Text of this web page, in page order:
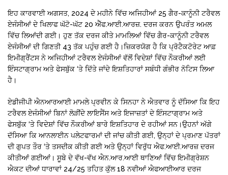
ਇਹ ਕਾਰਵਾਈ ਅਗਸਤ, 2024 ਦੇ ਮਹੀਨੇ ਵਿੱਚ ਅਜਿਹੀਆਂ 25 ਗੈਰ-ਕਾਨੂੰਨੀ ਟਰੈਵਲ
ਏਜੰਸੀਆਂ ਦੇ ਖਿਲਾਫ ਘੱਟੋ-ਘੱਟ 20 ਐੱਫ.ਆਈ.ਆਰਜ਼. ਦਰਜ ਕਰਨ ਉਪਰੰਤ ਅਮਲ
ਵਿੱਚ ਲਿਆਂਦੀ ਗਈ। ਹੁਣ ਤੱਕ ਦਰਜ ਕੀਤੇ ਮਾਮਲਿਆਂ ਵਿੱਚ ਗੈਰ-ਕਾਨੂੰਨੀ ਟਰੈਵਲ
ਏਜੰਸੀਆਂ ਦੀ ਗਿਣਤੀ 43 ਤੱਕ ਪਹੁੰਚ ਗਈ ਹੈ।ਜ਼ਿਕਰਯੋਗ ਹੈ ਕਿ ਪ੍ਰੋਟੈਕਟੋਰੇਟ ਆਫ਼
ਇਮੀਗ੍ਰੈਂਟਸ ਨੇ ਅਜਿਹੀਆਂ ਟਰੈਵਲ ਏਜੰਸੀਆਂ ਵੱਲੋਂ ਵਿਦੇਸ਼ਾਂ ਵਿੱਚ ਨੌਕਰੀਆਂ ਲਈ
ਇੰਸਟਾਗ੍ਰਾਮ ਅਤੇ ਫੇਸਬੁੱਕ ‘ਤੇ ਦਿੱਤੇ ਜਾਂਦੇ ਇਸ਼ਤਿਹਾਰਾਂ ਸਬੰਧੀ ਗੰਭੀਰ ਨੋਟਿਸ ਲਿਆ
ਹੈ।
ਏਡੀਜੀਪੀ ਐਨਆਰਆਈ ਮਾਮਲੇ ਪ੍ਰਵੀਨ ਕੇ ਸਿਨਹਾ ਨੇ ਐਤਵਾਰ ਨੂੰ ਦੱਸਿਆ ਕਿ ਇਹ
ਟਰੈਵਲ ਏਜੰਸੀਆਂ ਬਿਨਾਂ ਲੋੜੀਂਦੇ ਲਾਇਸੈਂਸ ਅਤੇ ਇਜਾਜ਼ਤਾਂ ਦੇ ਇੰਸਟਾਗ੍ਰਾਮ ਅਤੇ
ਫੇਸਬੁੱਕ ‘ਤੇ ਵਿਦੇਸ਼ਾਂ ਵਿੱਚ ਨੌਕਰੀਆਂ ਬਾਰੇ ਇਸ਼ਤਿਹਾਰ ਦੇ ਰਹੀਆਂ ਸਨ।ਉਹਨਾਂ ਅੱਗੇ
ਦੱਸਿਆ ਕਿ ਆਨਲਾਈਨ ਪਲੇਟਫਾਰਮਾਂ ਦੀ ਜਾਂਚ ਕੀਤੀ ਗਈ, ਉਨ੍ਹਾਂ ਦੇ ਪ੍ਰਮਾਣ ਪੱਤਰਾਂ
ਦੀ ਗੁਪਤ ਤੌਰ ‘ਤੇ ਤਸਦੀਕ ਕੀਤੀ ਗਈ ਅਤੇ ਉਨ੍ਹਾਂ ਵਿਰੁੱਧ ਐਫ.ਆਈ.ਆਰਜ਼ ਦਰਜ
ਕੀਤੀਆਂ ਗਈਆਂ। ਸੂਬੇ ਦੇ ਵੱਖ-ਵੱਖ ਐਨ.ਆਰ.ਆਈ ਥਾਣਿਆਂ ਵਿੱਚ ਇਮੀਗ੍ਰੇਸ਼ਨ
ਐਕਟ ਦੀਆਂ ਧਾਰਾਵਾਂ 24/25 ਤਹਿਤ ਕੁੱਲ 18 ਨਵੀਆਂ ਐਫਆਈਆਰ ਦਰਜ